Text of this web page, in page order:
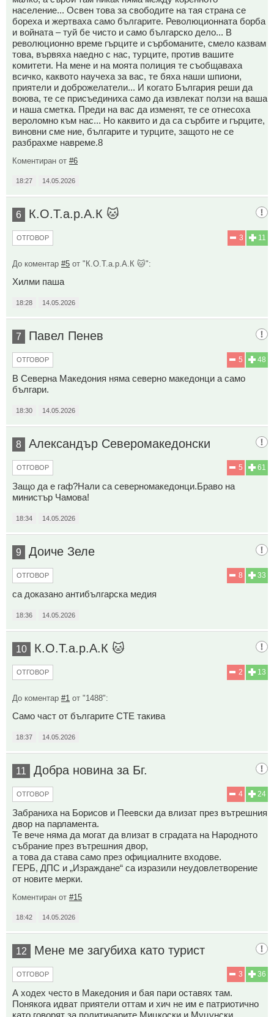
население... Освен това за свободите на тая страна се
бореха и жертваха само българите. Революционната борба
и войната – туй бе чисто и само българско дело... В
революционно време гърците и сърбоманите, смело казвам
това, вървяха наедно с нас, турците, против вашите
комитети. На мене и на моята полиция те съобщаваха
всичко, каквото научеха за вас, те бяха наши шпиони,
приятели и доброжелатели... И когато България реши да
воюва, те се присъединиха само да извлекат ползи на ваша
и наша сметка. Преди на вас да изменят, те се отнесоха
вероломно към нас... Но каквито и да са сърбите и гърците,
виновни сме ние, българите и турците, защото не се
разбрахме навреме.8
Коментиран от #6
18:27 14.05.2026
6 К.О.Т.а.р.А.К 🐱
11
3
ОТГОВОР
До коментар #5 от "К.О.Т.а.р.А.К 🐱":
Хилми паша
18:28 14.05.2026
7 Павел Пенев
48
5
ОТГОВОР
В Северна Македония няма северно македонци а само
българи.
18:30 14.05.2026
8 Александър Северомакедонски
61
5
ОТГОВОР
Защо да е гаф?Нали са северномакедонци.Браво на
министър Чамова!
18:34 14.05.2026
9 Доиче Зеле
33
8
ОТГОВОР
са доказано антибългарска медия
18:36 14.05.2026
10 К.О.Т.а.р.А.К 🐱
13
2
ОТГОВОР
До коментар #1 от "1488":
Само част от българите СТЕ такива
18:37 14.05.2026
11 Добра новина за Бг.
24
4
ОТГОВОР
Забраниха на Борисов и Пеевски да влизат през вътрешния
двор на парламента.
Те вече няма да могат да влизат в сградата на Народното
събрание през вътрешния двор,
а това да става само през официалните входове.
ГЕРБ, ДПС и „Израждане“ са изразили неудовлетворение
от новите мерки.
Коментиран от #15
18:42 14.05.2026
12 Мене ме загубиха като турист
36
3
ОТГОВОР
А ходех често в Македония и бая пари оставях там.
Понякога идват приятели оттам и хич не им е патриотично
като говорят за политичарите Мицкоски и Муцунски.